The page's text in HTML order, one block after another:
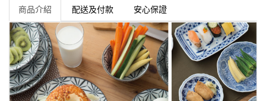
商品介紹 配送及付款 安心保證